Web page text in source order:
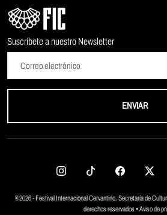
Suscríbete a nuestro Newsletter
ENVIAR
©2026 - Festival Internacional Cervantino. Secretaría de
derechos reservados •Aviso de